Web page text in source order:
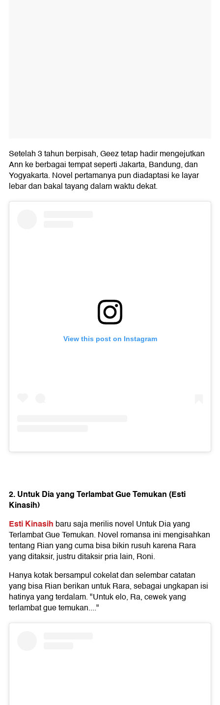
Setelah 3 tahun berpisah, Geez tetap hadir mengejutkan
Ann ke berbagai tempat seperti Jakarta, Bandung, dan
Yogyakarta. Novel pertamanya pun diadaptasi ke layar
lebar dan bakal tayang dalam waktu dekat.
View this post on Instagram
2. Untuk Dia yang Terlambat Gue Temukan (Esti
Kinasih)
Esti Kinasih baru saja merilis novel Untuk Dia yang
Terlambat Gue Temukan. Novel romansa ini mengisahkan
tentang Rian yang cuma bisa bikin rusuh karena Rara
yang ditaksir, justru ditaksir pria lain, Roni.
Hanya kotak bersampul cokelat dan selembar catatan
yang bisa Rian berikan untuk Rara, sebagai ungkapan isi
hatinya yang terdalam. "Untuk elo, Ra, cewek yang
terlambat gue temukan...."